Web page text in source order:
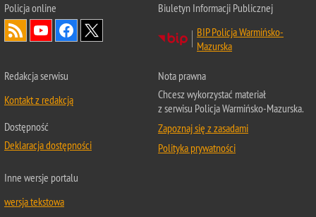
Policja online
Biuletyn Informacji Publicznej
BIP Policja Warmińsko-
Mazurska
Redakcja serwisu
Kontakt z redakcją
Dostępność
Deklaracja dostępności
Nota prawna
Chcesz wykorzystać materiał
z serwisu Policja Warmińsko-Mazurska.
Zapoznaj się z zasadami
Polityka prywatności
Inne wersje portalu
wersja tekstowa